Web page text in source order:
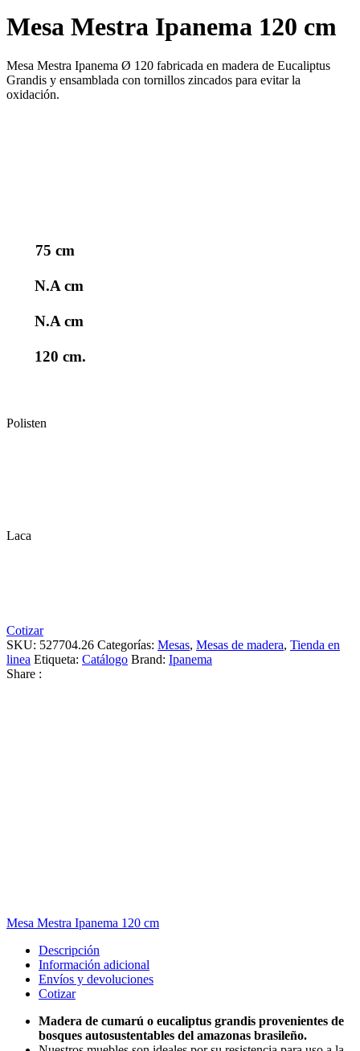
Mesa Mestra Ipanema 120 cm
Mesa Mestra Ipanema Ø 120 fabricada en madera de Eucaliptus
Grandis y ensamblada con tornillos zincados para evitar la
oxidación.
75 cm
N.A cm
N.A cm
120 cm.
Polisten
Laca
Cotizar
SKU: 527704.26 Categorías: Mesas, Mesas de madera, Tienda en
linea Etiqueta: Catálogo Brand: Ipanema
Share :
Mesa Mestra Ipanema 120 cm
Descripción
Información adicional
Envíos y devoluciones
Cotizar
Madera de cumarú o eucaliptus grandis provenientes de
bosques autosustentables del amazonas brasileño.